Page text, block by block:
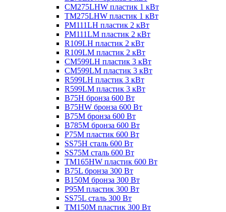
CM275LHW пластик 1 кВт
TM275LHW пластик 1 кВт
PM111LH пластик 2 кВт
PM111LM пластик 2 кВт
R109LH пластик 2 кВт
R109LM пластик 2 кВт
CM599LH пластик 3 кВт
CM599LM пластик 3 кВт
R599LH пластик 3 кВт
R599LM пластик 3 кВт
B75H бронза 600 Вт
B75HW бронза 600 Вт
B75M бронза 600 Вт
B785M бронза 600 Вт
P75M пластик 600 Вт
SS75H сталь 600 Вт
SS75M сталь 600 Вт
TM165HW пластик 600 Вт
B75L бронза 300 Вт
B150M бронза 300 Вт
P95M пластик 300 Вт
SS75L сталь 300 Вт
TM150M пластик 300 Вт